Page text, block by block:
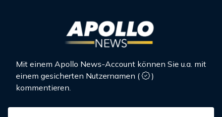
Mit einem Apollo News-Account können Sie u.a. mit
einem gesicherten Nutzernamen (
)
kommentieren.